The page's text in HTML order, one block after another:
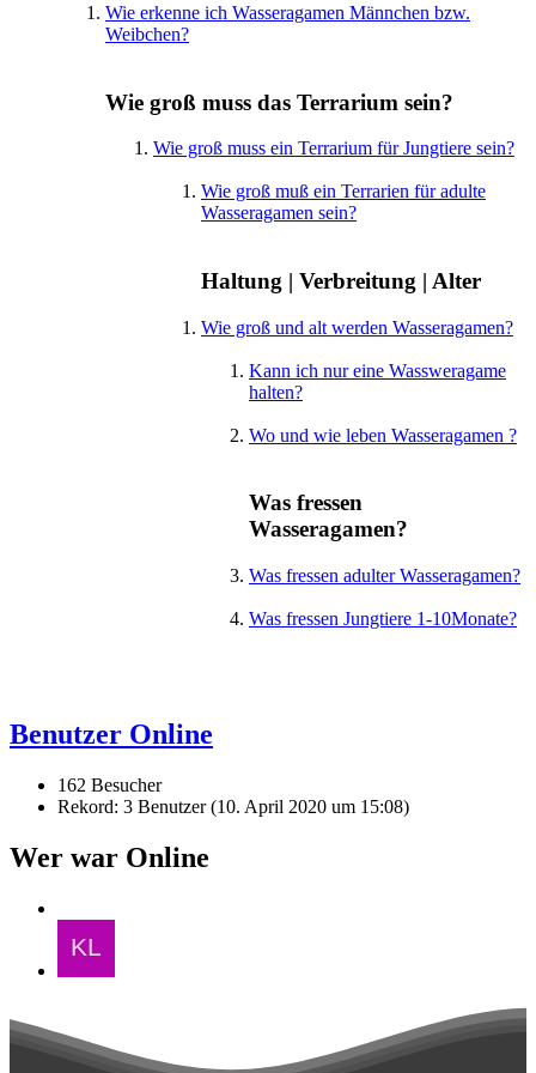
Wie erkenne ich Wasseragamen Männchen bzw.
Weibchen?
Wie groß muss das Terrarium sein?
Wie groß muss ein Terrarium für Jungtiere sein?
Wie groß muß ein Terrarien für adulte
Wasseragamen sein?
Haltung | Verbreitung | Alter
Wie groß und alt werden Wasseragamen?
Kann ich nur eine Wassweragame
halten?
Wo und wie leben Wasseragamen ?
Was fressen
Wasseragamen?
Was fressen adulter Wasseragamen?
Was fressen Jungtiere 1-10Monate?
Benutzer Online
162 Besucher
Rekord: 3 Benutzer (10. April 2020 um 15:08)
Wer war Online